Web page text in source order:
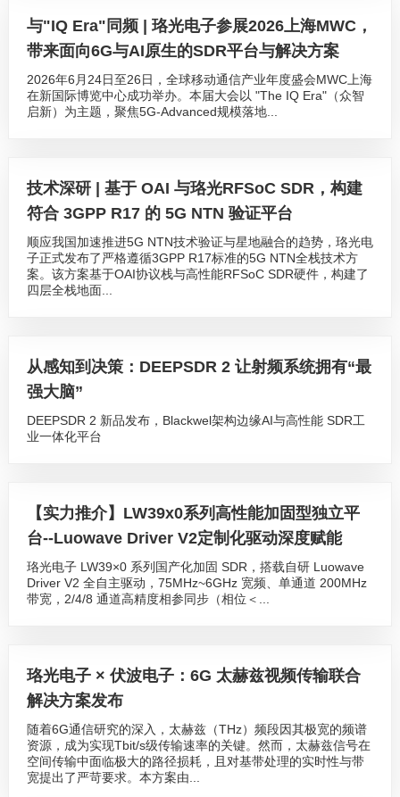
与"IQ Era"同频 | 珞光电子参展2026上海MWC，
带来面向6G与AI原生的SDR平台与解决方案
2026年6月24日至26日，全球移动通信产业年度盛会MWC上海
在新国际博览中心成功举办。本届大会以 "The IQ Era"（众智
启新）为主题，聚焦5G-Advanced规模落地...
技术深研 | 基于 OAI 与珞光RFSoC SDR，构建
符合 3GPP R17 的 5G NTN 验证平台
顺应我国加速推进5G NTN技术验证与星地融合的趋势，珞光电
子正式发布了严格遵循3GPP R17标准的5G NTN全栈技术方
案。该方案基于OAI协议栈与高性能RFSoC SDR硬件，构建了
四层全栈地面...
从感知到决策：DEEPSDR 2 让射频系统拥有“最
强大脑”
DEEPSDR 2 新品发布，Blackwel架构边缘AI与高性能 SDR工
业一体化平台
【实力推介】LW39x0系列高性能加固型独立平
台--Luowave Driver V2定制化驱动深度赋能
珞光电子 LW39×0 系列国产化加固 SDR，搭载自研 Luowave
Driver V2 全自主驱动，75MHz~6GHz 宽频、单通道 200MHz
带宽，2/4/8 通道高精度相参同步（相位＜...
珞光电子 × 伏波电子：6G 太赫兹视频传输联合
解决方案发布
随着6G通信研究的深入，太赫兹（THz）频段因其极宽的频谱
资源，成为实现Tbit/s级传输速率的关键。然而，太赫兹信号在
空间传输中面临极大的路径损耗，且对基带处理的实时性与带
宽提出了严苛要求。本方案由...